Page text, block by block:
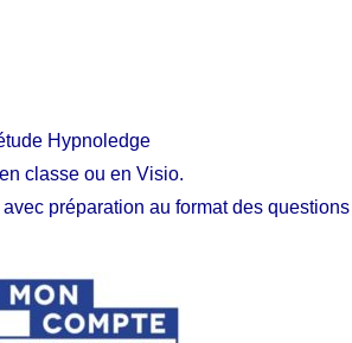
Hypnoledge
classe ou en Visio.
préparation au format des